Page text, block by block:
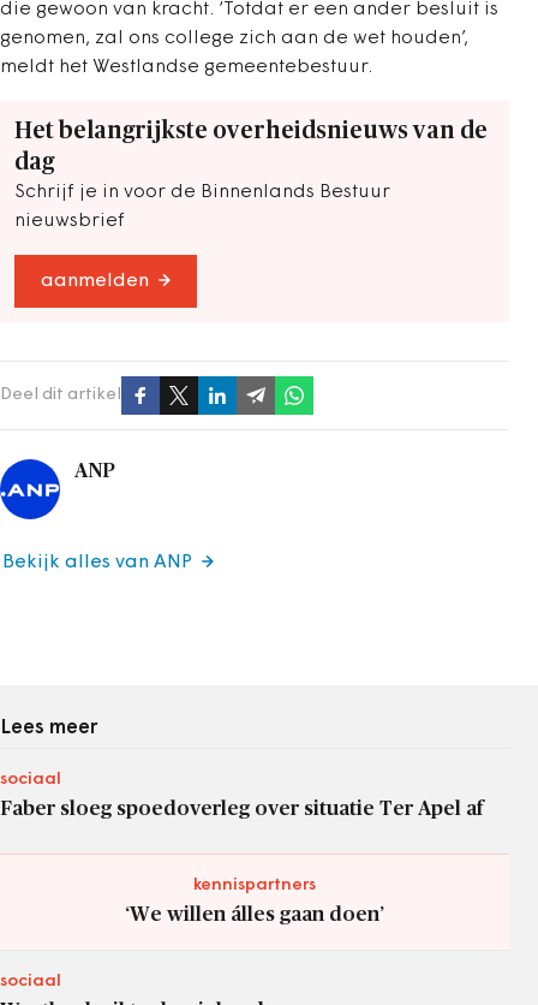
die gewoon van kracht. ‘Totdat er een ander besluit is
genomen, zal ons college zich aan de wet houden’,
meldt het Westlandse gemeentebestuur.
Het belangrijkste overheidsnieuws van de
dag
Schrijf je in voor de Binnenlands Bestuur
nieuwsbrief
aanmelden
Deel dit artikel
ANP
Bekijk alles van ANP
Lees meer
sociaal
Faber sloeg spoedoverleg over situatie Ter Apel af
kennispartners
‘We willen álles gaan doen’
sociaal